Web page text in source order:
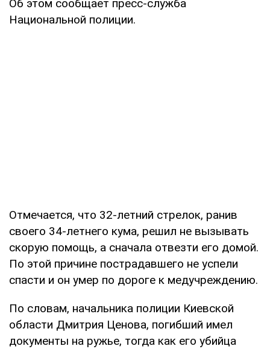
Об этом сообщает пресс-служба
Национальной полиции.
Отмечается, что 32-летний стрелок, ранив
своего 34-летнего кума, решил не вызывать
скорую помощь, а сначала отвезти его домой.
По этой причине пострадавшего не успели
спасти и он умер по дороге к медучреждению.
По словам, начальника полиции Киевской
области Дмитрия Ценова, погибший имел
документы на ружье, тогда как его убийца